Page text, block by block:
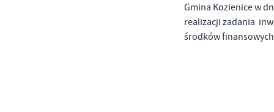
Gmina Kozienice w
realizacji zadania
środków